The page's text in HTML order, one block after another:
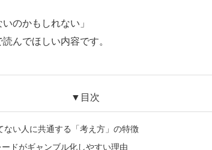
のかもしれない」
んでほしい内容です。
▼目次
ない人に共通する「考え方」の特徴
ドがギャンブル化しやすい理由